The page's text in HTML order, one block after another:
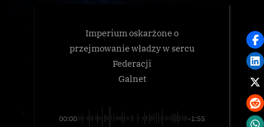
Imperium oskarżone o
przejmowanie władzy w sercu
Federacji
Galnet
00:00 -1:55